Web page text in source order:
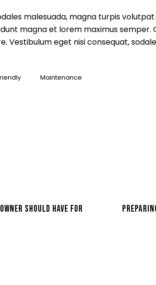
malesuada, magna turpis
magna et lorem maximus
Vestibulum eget nisi consequat,
Maintenance
SHOULD HAVE FOR